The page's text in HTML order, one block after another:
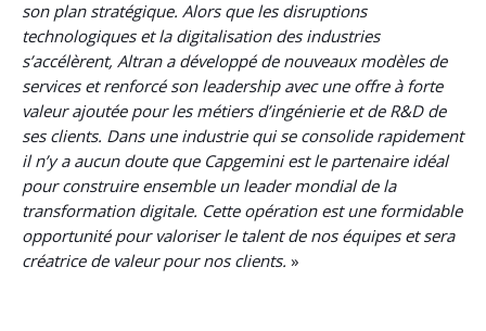
son plan stratégique. Alors que les disruptions
technologiques et la digitalisation des industries
s’accélèrent, Altran a développé de nouveaux modèles de
services et renforcé son leadership avec une offre à forte
valeur ajoutée pour les métiers d’ingénierie et de R&D de
ses clients. Dans une industrie qui se consolide rapidement
il n’y a aucun doute que Capgemini est le partenaire idéal
pour construire ensemble un leader mondial de la
transformation digitale. Cette opération est une formidable
opportunité pour valoriser le talent de nos équipes et sera
créatrice de valeur pour nos clients. »